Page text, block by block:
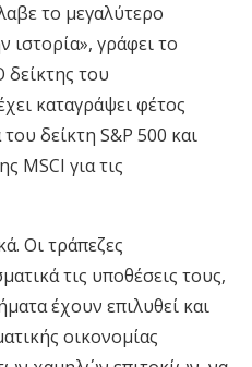
το μεγαλύτερο
γράφει το
δείκτης του
καταγράψει φέτος
δείκτη S&P 500 και
MSCI για τις
Οι τράπεζες
τις υποθέσεις τους,
έχουν επιλυθεί και
οικονομίας